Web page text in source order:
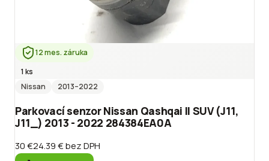
12 mes. záruka
1 ks
Nissan
2013–2022
Parkovací senzor Nissan Qashqai II SUV (J11,
J11_) 2013 - 2022 284384EA0A
30 €24.39 €bez DPH